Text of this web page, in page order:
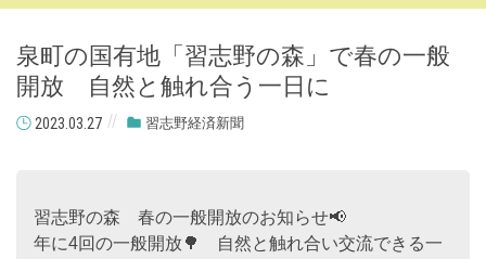
泉町の国有地「習志野の森」で春の一般
開放 自然と触れ合う一日に
2023.03.27 習志野経済新聞
習志野の森 春の一般開放のお知らせ📢
年に4回の一般開放🌳 自然と触れ合い交流できる一